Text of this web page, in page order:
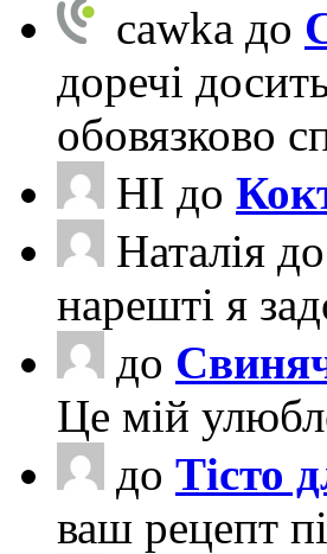
cawka до
доречі
обовязково
НІ до
Наталія до
нарешті я
до
Це мій
до Тісто
ваш рецепт